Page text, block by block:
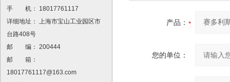
手 机： 18017761117
详细地址： 上海市宝山工业园区市
台路408号
邮 编： 200444
邮 箱：
18017761117@163.com
产品：
您的单位：